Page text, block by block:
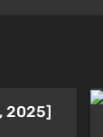
2025]